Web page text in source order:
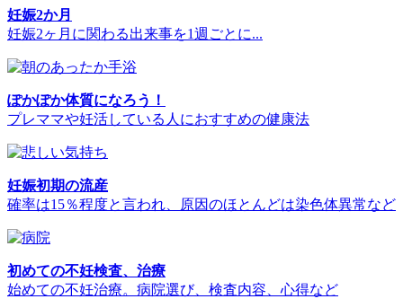
妊娠2か月
妊娠2ヶ月に関わる出来事を1週ごとに...
ぽかぽか体質になろう！
プレママや妊活している人におすすめの健康法
妊娠初期の流産
確率は15％程度と言われ、原因のほとんどは染色体異常など
初めての不妊検査、治療
始めての不妊治療。病院選び、検査内容、心得など